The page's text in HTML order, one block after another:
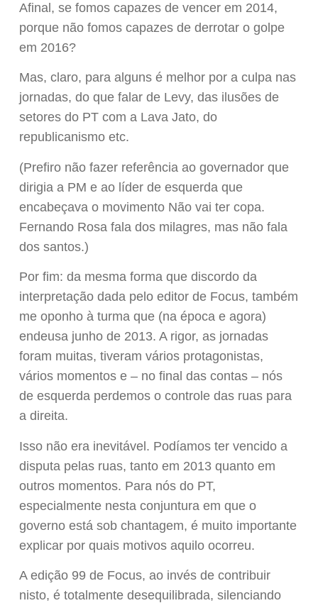
Afinal, se fomos capazes de vencer em 2014,
porque não fomos capazes de derrotar o golpe
em 2016?
Mas, claro, para alguns é melhor por a culpa nas
jornadas, do que falar de Levy, das ilusões de
setores do PT com a Lava Jato, do
republicanismo etc.
(Prefiro não fazer referência ao governador que
dirigia a PM e ao líder de esquerda que
encabeçava o movimento Não vai ter copa.
Fernando Rosa fala dos milagres, mas não fala
dos santos.)
Por fim: da mesma forma que discordo da
interpretação dada pelo editor de Focus, também
me oponho à turma que (na época e agora)
endeusa junho de 2013. A rigor, as jornadas
foram muitas, tiveram vários protagonistas,
vários momentos e – no final das contas – nós
de esquerda perdemos o controle das ruas para
a direita.
Isso não era inevitável. Podíamos ter vencido a
disputa pelas ruas, tanto em 2013 quanto em
outros momentos. Para nós do PT,
especialmente nesta conjuntura em que o
governo está sob chantagem, é muito importante
explicar por quais motivos aquilo ocorreu.
A edição 99 de Focus, ao invés de contribuir
nisto, é totalmente desequilibrada, silenciando